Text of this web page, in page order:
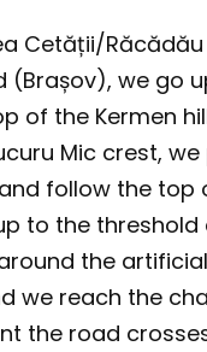
Cetății/Răcădău
(Brașov), we go
of the Kermen
Mic crest, we
follow the top
to the threshold
the
we reach the
the road